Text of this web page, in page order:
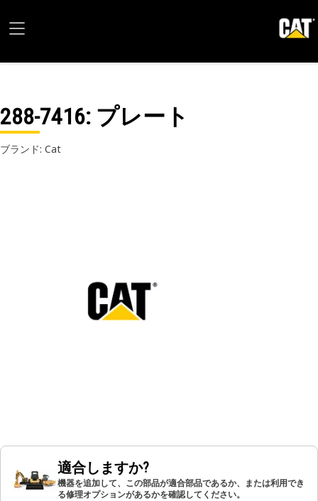
288-7416: プレート
ブランド: Cat
適合しますか?
機器を追加して、この部品が適合部品であるか、または利用でき
る修理オプションがあるかを確認してください。